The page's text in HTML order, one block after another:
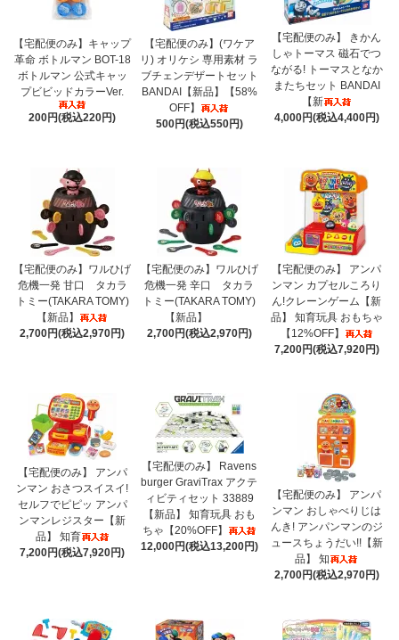
【宅配便のみ】キャップ
革命 ボトルマン BOT-18
ボトルマン 公式キャッ
プビビッドカラーVer.
200円(税込220円)
【宅配便のみ】(ワケア
リ) オリケシ 専用素材 ラ
ブチェンデザートセット
BANDAI【新品】【58%
OFF】
500円(税込550円)
【宅配便のみ】 きかん
しゃトーマス 磁石でつ
ながる! トーマスとなか
またちセット BANDAI
【新
4,000円(税込4,400円)
【宅配便のみ】ワルひげ
危機一発 甘口 タカラ
トミー(TAKARA TOMY)
【新品】
2,700円(税込2,970円)
【宅配便のみ】ワルひげ
危機一発 辛口 タカラ
トミー(TAKARA TOMY)
【新品】
2,700円(税込2,970円)
【宅配便のみ】 アンパ
ンマン カプセルころり
ん!クレーンゲーム【新
品】 知育玩具 おもちゃ
【12%OFF】
7,200円(税込7,920円)
【宅配便のみ】 アンパ
ンマン おさつスイスイ!
セルフでピピッ アンパ
ンマンレジスター【新
品】 知育
7,200円(税込7,920円)
【宅配便のみ】 Ravens
burger GraviTrax アクテ
ィビティセット 33889
【新品】 知育玩具 おも
ちゃ【20%OFF】
12,000円(税込13,200円)
【宅配便のみ】 アンパ
ンマン おしゃべりじは
んき! アンパンマンのジ
ュースちょうだい!!【新
品】 知
2,700円(税込2,970円)